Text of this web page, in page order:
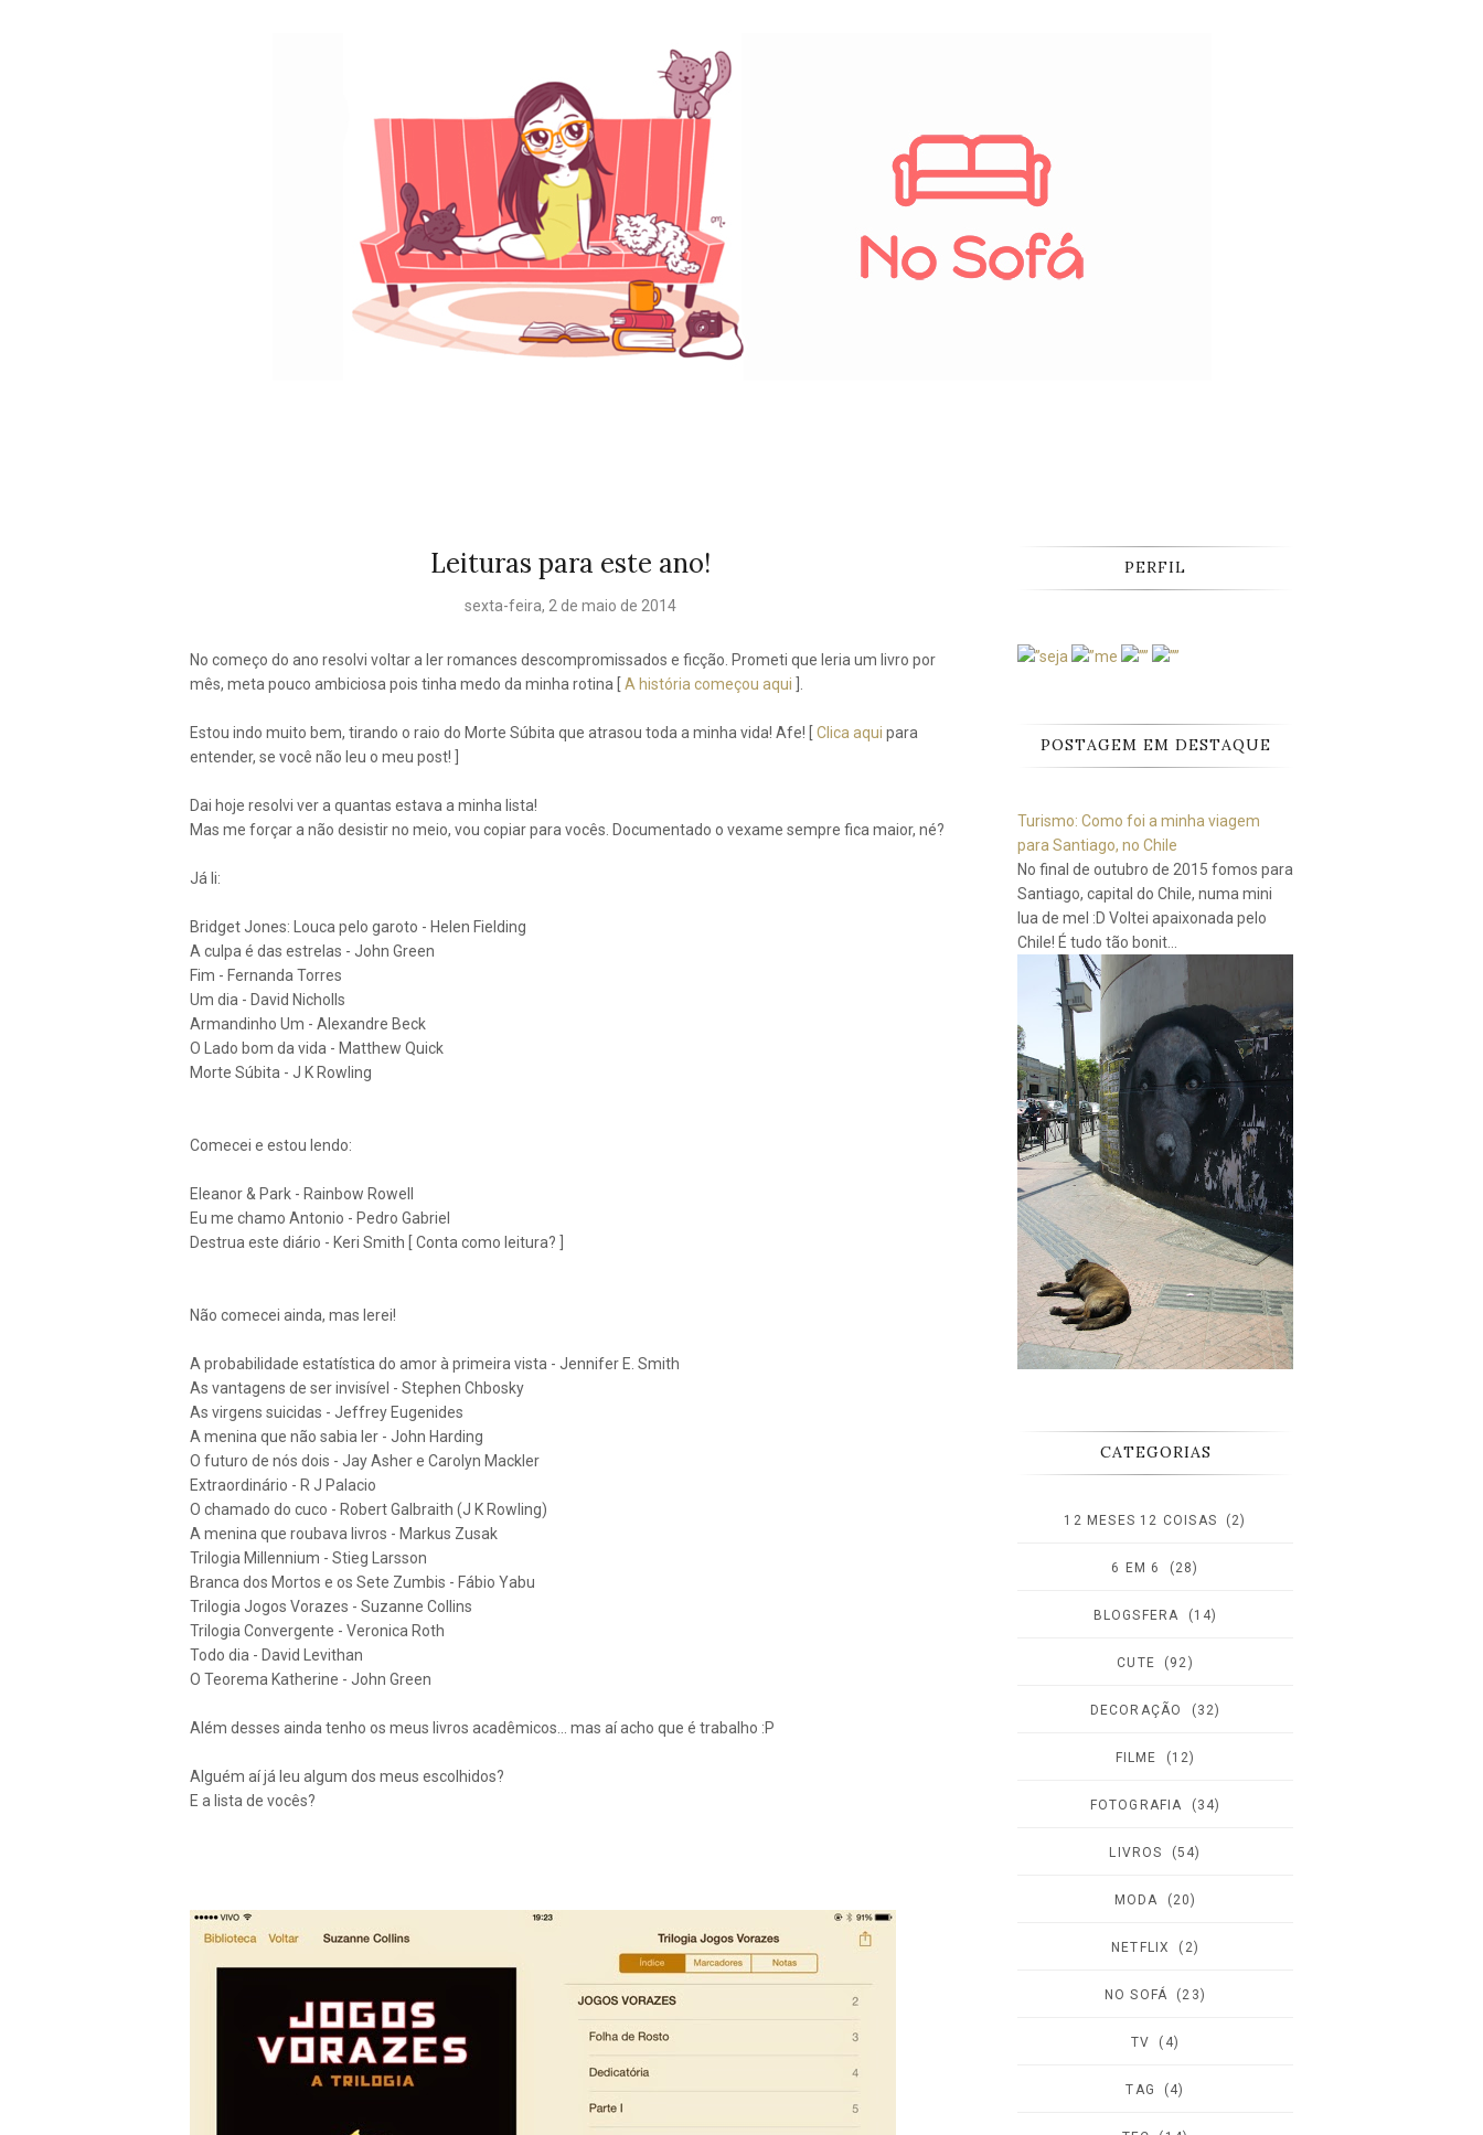
Leituras para este ano!
sexta-feira, 2 de maio de 2014
No começo do ano resolvi voltar a ler romances descompromissados e ficção. Prometi que leria um livro por
mês, meta pouco ambiciosa pois tinha medo da minha rotina [ A história começou aqui
Estou indo muito bem, tirando o raio do Morte Súbita que atrasou toda a minha vida! Afe! [ Clica aqui para
entender, se você não leu o meu post! ]
Dai hoje resolvi ver a quantas estava a minha lista!
Mas me forçar a não desistir no meio, vou copiar para vocês. Documentado o vexame sempre fica maior, né?
Já li:
Bridget Jones: Louca pelo garoto - Helen Fielding
A culpa é das estrelas - John Green
Fim - Fernanda Torres
Um dia - David Nicholls
Armandinho Um - Alexandre Beck
O Lado bom da vida - Matthew Quick
Morte Súbita - J K Rowling
Comecei e estou lendo:
Eleanor & Park - Rainbow Rowell
Eu me chamo Antonio - Pedro Gabriel
Destrua este diário - Keri Smith [ Conta como leitura? ]
Não comecei ainda, mas lerei!
A probabilidade estatística do amor à primeira vista - Jennifer E. Smith
As vantagens de ser invisível - Stephen Chbosky
As virgens suicidas - Jeffrey Eugenides
A menina que não sabia ler - John Harding
O futuro de nós dois - Jay Asher e Carolyn Mackler
Extraordinário - R J Palacio
O chamado do cuco - Robert Galbraith (J K Rowling)
A menina que roubava livros - Markus Zusak
Trilogia Millennium - Stieg Larsson
Branca dos Mortos e os Sete Zumbis - Fábio Yabu
Trilogia Jogos Vorazes - Suzanne Collins
Trilogia Convergente - Veronica Roth
Todo dia - David Levithan
O Teorema Katherine - John Green
Além desses ainda tenho os meus livros acadêmicos... mas aí acho que é trabalho :P
Alguém aí já leu algum dos meus escolhidos?
E a lista de vocês?
PERFIL
POSTAGEM EM DESTAQUE
Turismo: Como foi a minha viagem
para Santiago, no Chile
No final de outubro de 2015 fomos para
Santiago, capital do Chile, numa mini
lua de mel :D Voltei apaixonada pelo
Chile! É tudo tão bonit...
CATEGORIAS
12 MESES 12 COISAS (2)
6 EM 6 (28)
BLOGSFERA (14)
CUTE (92)
DECORAÇÃO (32)
FILME (12)
FOTOGRAFIA (34)
LIVROS (54)
MODA (20)
NETFLIX (2)
NO SOFÁ (23)
TV (4)
TAG (4)